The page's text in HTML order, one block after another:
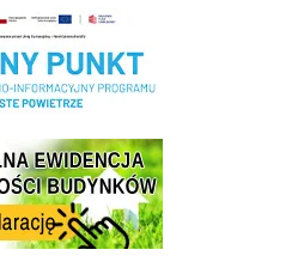
Czyste Powietrze w Gminie Wieliczka
Emisyjności Budynków - złóż deklarację